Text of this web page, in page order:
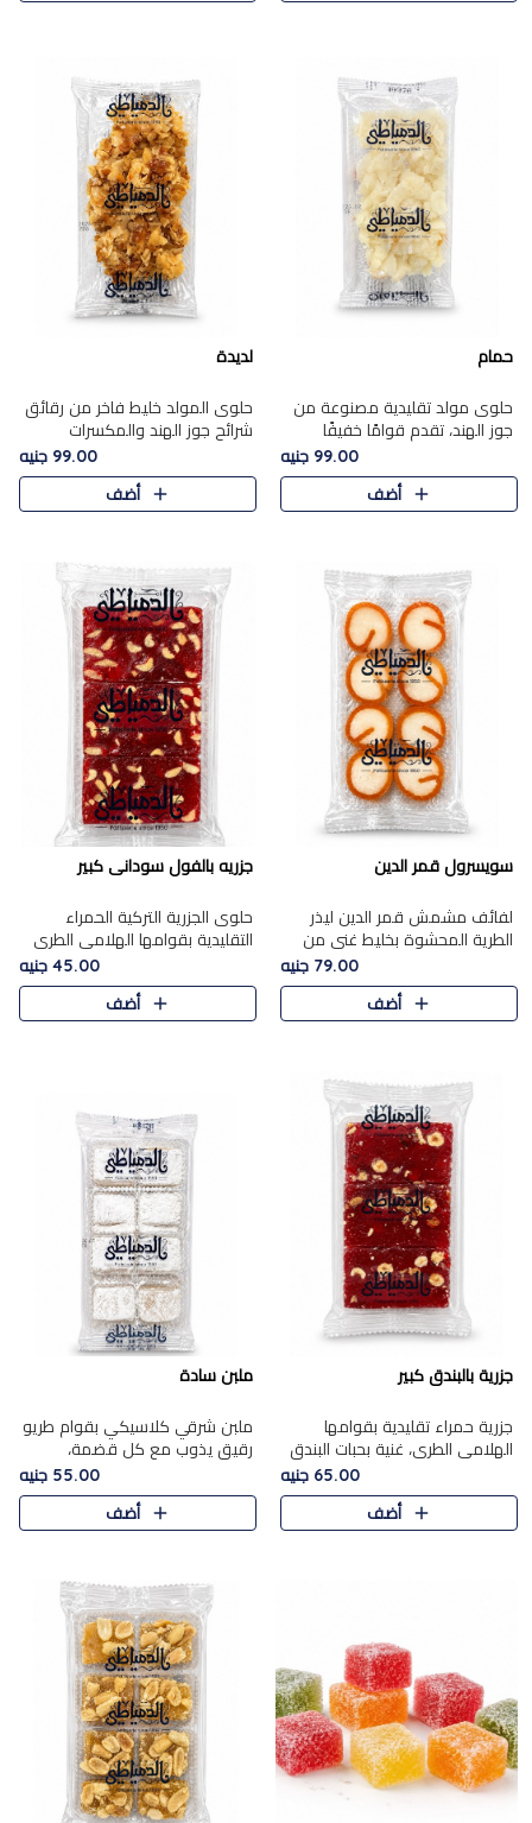
حمام
حلوى مولد تقليدية مصنوعة من
جوز الهند، تقدم قوامًا خفيفًا
ونكهة شرقية أصيلة تجسد روح
الـموسم الأعياد.
99.00 جنيه
أضف
لديدة
حلوى المولد خليط فاخر من رقائق
شرائح جوز الهند والمكسرات
المحمصة، متماسك بشراب حلاوة
الكراميل الخفيفة ليمنحك قرمشة
غنية ومذاقًا شرقيًا أصيلً..
99.00 جنيه
أضف
سويسرول قمر الدين
لفائف مشمش قمر الدين ليذر
الطرية المحشوة بخليط غني من
جوز الهند الأبيض والمكسرات
الفاخرة، يقدم المذاق الحلو
الطبيعي لقمر الدين و تجمع بين
79.00 جنيه
أضف
جزريه بالفول سودانى كبير
حلوى الجزرية التركية الحمراء
التقليدية بقوامها الهلامي الطري
ولونها الأحمر المميز، محشوة
بسخاء بالفول السوداني المحمص
لتمنحك توازنًا رائعًا ..
45.00 جنيه
أضف
جزرية بالبندق كبير
جزرية حمراء تقليدية بقوامها
الهلامي الطري، غنية بحبات البندق
الفاخرة التي تضيف قرمشة راقية
إلى قوامها الناعم، لتقدم مزيجًا
متوازنًا من النكه..
65.00 جنيه
أضف
ملبن سادة
ملبن شرقي كلاسيكي بقوام طريو
رقيق يذوب مع كل قضمة،
مغطى بطبقة ناعمة من السكر
البودرة ليقدم المذاق الأصيل الذي
ارتبط بحلويات المولد التقليدي..
55.00 جنيه
أضف